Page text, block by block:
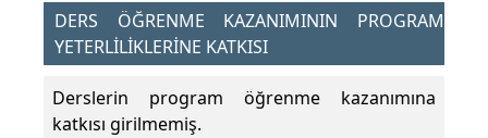
DERS ÖĞRENME KAZANIMININ PROGRAM
YETERLİLİKLERİNE KATKISI
Derslerin program öğrenme kazanımına
katkısı girilmemiş.